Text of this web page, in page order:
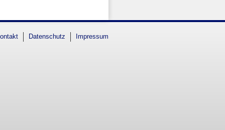
Datenschutz Impressum